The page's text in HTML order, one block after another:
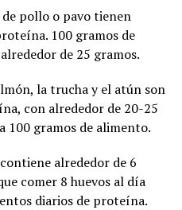
de pollo o pavo tienen
100 gramos de
de 25 gramos.
la trucha y el atún son
con alrededor de 20-25
100 gramos de alimento.
alrededor de 6
comer 8 huevos al día
diarios de proteína.